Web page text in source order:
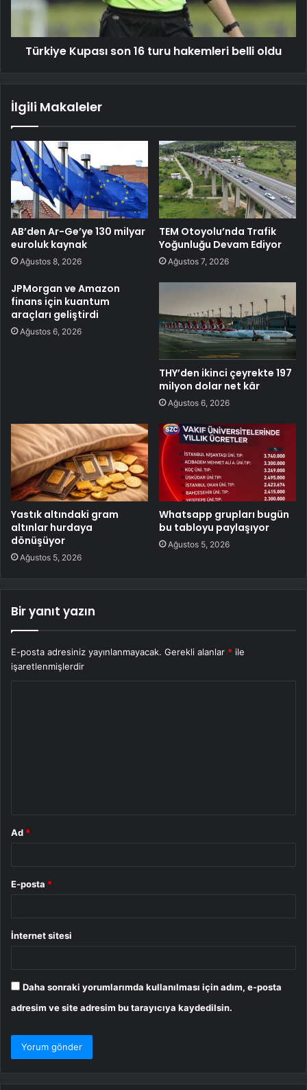
Türkiye Kupası son 16 turu hakemleri belli oldu
İlgili Makaleler
AB’den Ar-Ge’ye 130 milyar
euroluk kaynak
Ağustos 8, 2026
TEM Otoyolu’nda Trafik
Yoğunluğu Devam Ediyor
Ağustos 7, 2026
JPMorgan ve Amazon
finans için kuantum
araçları geliştirdi
Ağustos 6, 2026
THY’den ikinci çeyrekte 197
milyon dolar net kâr
Ağustos 6, 2026
Yastık altındaki gram
altınlar hurdaya
dönüşüyor
Ağustos 5, 2026
Whatsapp grupları bugün
bu tabloyu paylaşıyor
Ağustos 5, 2026
Bir yanıt yazın
E-posta adresiniz yayınlanmayacak. Gerekli alanlar * ile
işaretlenmişlerdir
Ad *
E-posta *
İnternet sitesi
Daha sonraki yorumlarımda kullanılması için adım, e-posta
adresim ve site adresim bu tarayıcıya kaydedilsin.